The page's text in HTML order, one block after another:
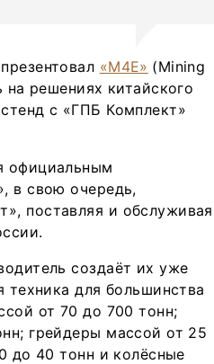
«М4Е» (Mining
решениях китайского
с «ГПБ Комплект»
официальным
в свою очередь,
поставляя и обслуживая
создаёт их уже
техника для большинства
от 70 до 700 тонн;
грейдеры массой от 25
до 40 тонн и колёсные